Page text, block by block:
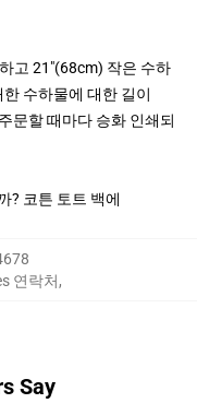
고 21"(68cm) 작은 수하
수하물에 대한 길이
문할 때마다 승화 인쇄되
? 코튼 토트 백에
연락처,
Say